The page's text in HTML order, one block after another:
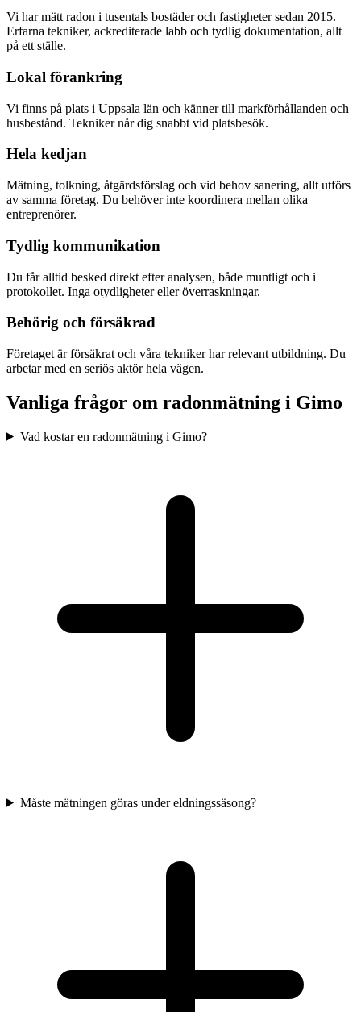
Vi har mätt radon i tusentals bostäder och fastigheter sedan 2015.
Erfarna tekniker, ackrediterade labb och tydlig dokumentation, allt
på ett ställe.
Lokal förankring
Vi finns på plats i Uppsala län och känner till markförhållanden och
husbestånd. Tekniker når dig snabbt vid platsbesök.
Hela kedjan
Mätning, tolkning, åtgärdsförslag och vid behov sanering, allt utförs
av samma företag. Du behöver inte koordinera mellan olika
entreprenörer.
Tydlig kommunikation
Du får alltid besked direkt efter analysen, både muntligt och i
protokollet. Inga otydligheter eller överraskningar.
Behörig och försäkrad
Företaget är försäkrat och våra tekniker har relevant utbildning. Du
arbetar med en seriös aktör hela vägen.
Vanliga frågor om radonmätning i Gimo
Vad kostar en radonmätning i Gimo?
Måste mätningen göras under eldningssäsong?